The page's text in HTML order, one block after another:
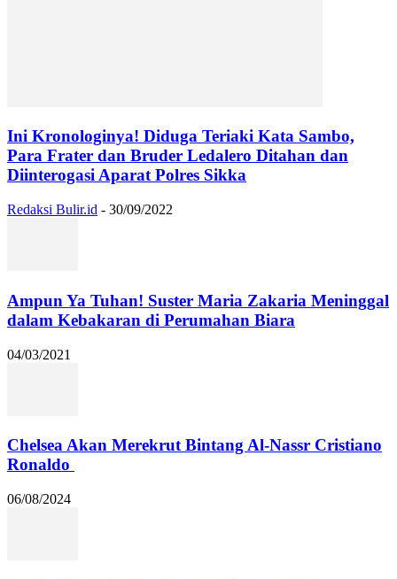
Ini Kronologinya! Diduga Teriaki Kata Sambo,
Para Frater dan Bruder Ledalero Ditahan dan
Diinterogasi Aparat Polres Sikka
Redaksi Bulir.id - 30/09/2022
Ampun Ya Tuhan! Suster Maria Zakaria Meninggal
dalam Kebakaran di Perumahan Biara
04/03/2021
Chelsea Akan Merekrut Bintang Al-Nassr Cristiano
Ronaldo
06/08/2024